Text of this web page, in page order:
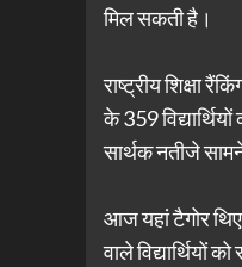
मिल सकती है।
राष्ट्रीय शिक्षा
के 359
सार्थक नतीजे
आज यहां टैगोर
वाले विद्यार्थियों